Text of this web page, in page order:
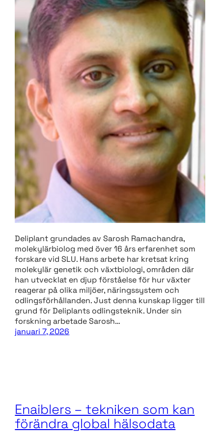
Deliplant grundades av Sarosh Ramachandra,
molekylärbiolog med över 16 års erfarenhet som
forskare vid SLU. Hans arbete har kretsat kring
molekylär genetik och växtbiologi, områden där
han utvecklat en djup förståelse för hur växter
reagerar på olika miljöer, näringssystem och
odlingsförhållanden. Just denna kunskap ligger till
grund för Deliplants odlingsteknik. Under sin
forskning arbetade Sarosh…
januari 7, 2026
Enaiblers – tekniken som kan
förändra global hälsodata